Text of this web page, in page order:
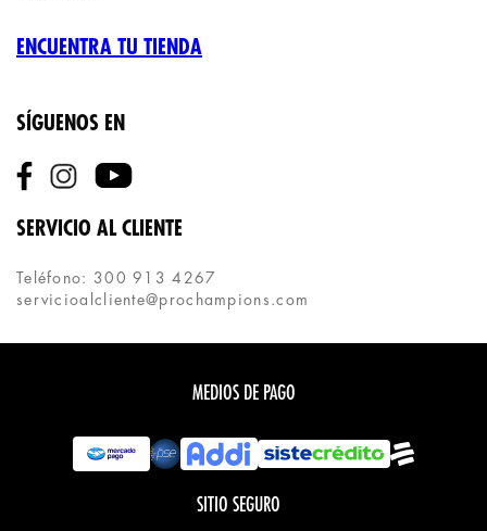
ENCUENTRA TU TIENDA
SÍGUENOS EN
SERVICIO AL CLIENTE
Teléfono: 300 913 4267
servicioalcliente@prochampions.com
MEDIOS DE PAGO
SITIO SEGURO